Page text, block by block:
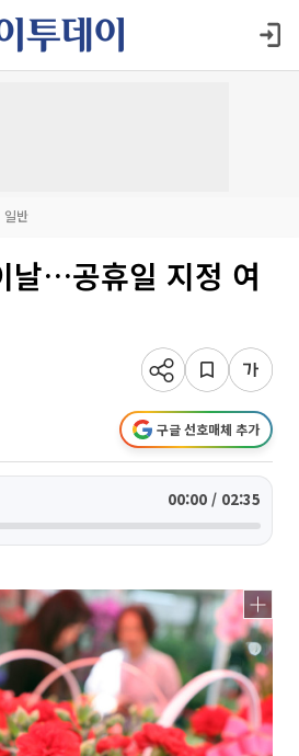
일반
날…공휴일 지정 여
구글 선호매체 추가
00:00 / 02:35